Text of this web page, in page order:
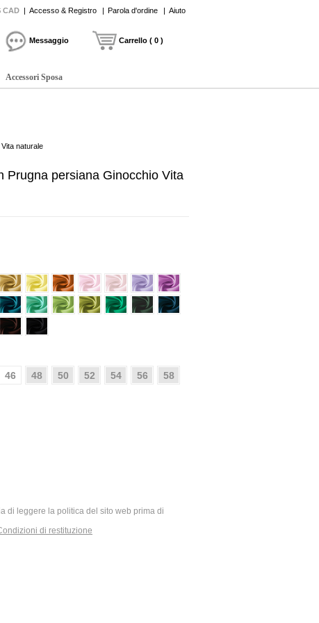
CAD | Accesso & Registro | Parola d'ordine | Aiuto
Messaggio Carrello ( 0 )
Accessori Sposa
naturale
Prugna persiana Ginocchio Vita
46 48 50 52 54 56
58
di leggere la politica del sito web prima di
di restituzione